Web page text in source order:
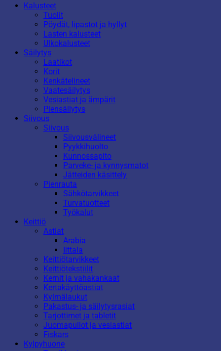
Kalusteet
Tuolit
Pöydät, lipastot ja hyllyt
Lasten kalusteet
Ulkokalusteet
Säilytys
Laatikot
Korit
Kenkätelineet
Vaatesäilytys
Vesiastiat ja ämpärit
Piensäilytys
Siivous
Siivous
Siivousvälineet
Pyykkihuolto
Kunnossapito
Parveke- ja kynnysmatot
Jätteiden käsittely
Pienrauta
Sähkötarvikkeet
Turvatuotteet
Työkalut
Keittiö
Astiat
Arabia
Iittala
Keittiötarvikkeet
Keittiötekstiilit
Kernit ja vahakankaat
Kertakäyttöastiat
Kylmälaukut
Pakastus- ja säilytysrasiat
Tarjottimet ja tabletit
Juomapullot ja vesiastiat
Fiskars
Kylpyhuone